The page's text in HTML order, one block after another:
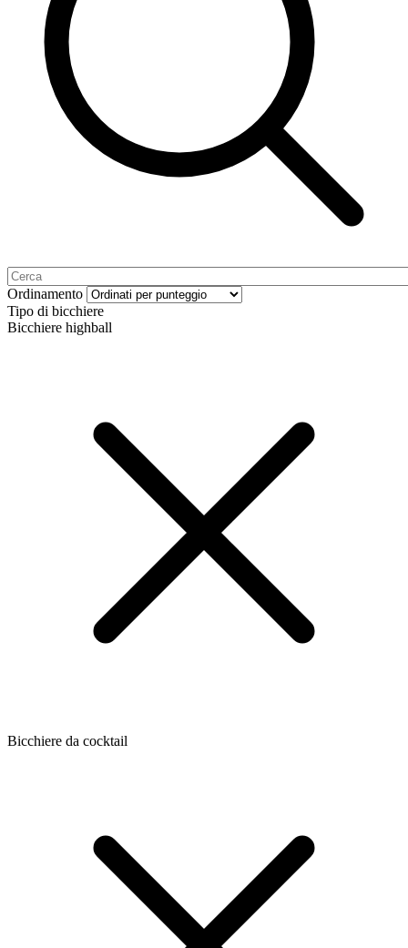
Ordinamento
Tipo di bicchiere
Bicchiere highball
Bicchiere da cocktail